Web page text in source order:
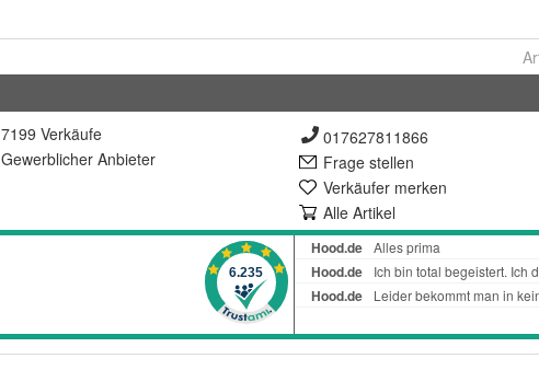
7199 Verkäufe
Gewerblicher Anbieter
017627811866
Frage stellen
Verkäufer merken
Alle Artikel